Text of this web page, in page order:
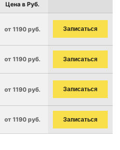
Цена в Руб.
от 1190 руб. Записаться
от 1190 руб. Записаться
от 1190 руб. Записаться
от 1190 руб. Записаться